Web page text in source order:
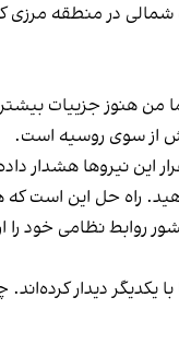
در منطقه
هنوز جزییات
از سوی روسیه است.
این نیروها هشدار
راه حل این است
نظامی خود را
یکدیگر دیدار